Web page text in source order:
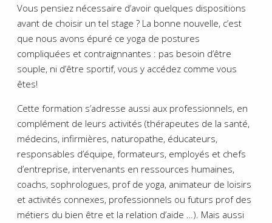
Vous pensiez nécessaire d’avoir quelques dispositions
avant de choisir un tel stage ? La bonne nouvelle, c’est
que nous avons épuré ce yoga de postures
compliquées et contraignnantes : pas besoin d’être
souple, ni d’être sportif, vous y accédez comme vous
êtes!
Cette formation s’adresse aussi aux professionnels, en
complément de leurs activités (thérapeutes de la santé,
médecins, infirmières, naturopathe, éducateurs,
responsables d’équipe, formateurs, employés et chefs
d’entreprise, intervenants en ressources humaines,
coachs, sophrologues, prof de yoga, animateur de loisirs
et activités connexes, professionnels ou futurs prof des
métiers du bien être et la relation d’aide …). Mais aussi